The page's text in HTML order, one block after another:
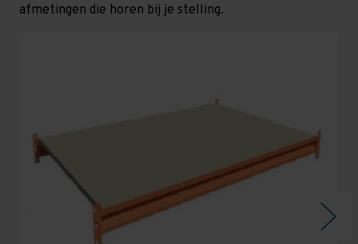
afmetingen die horen bij je stelling.